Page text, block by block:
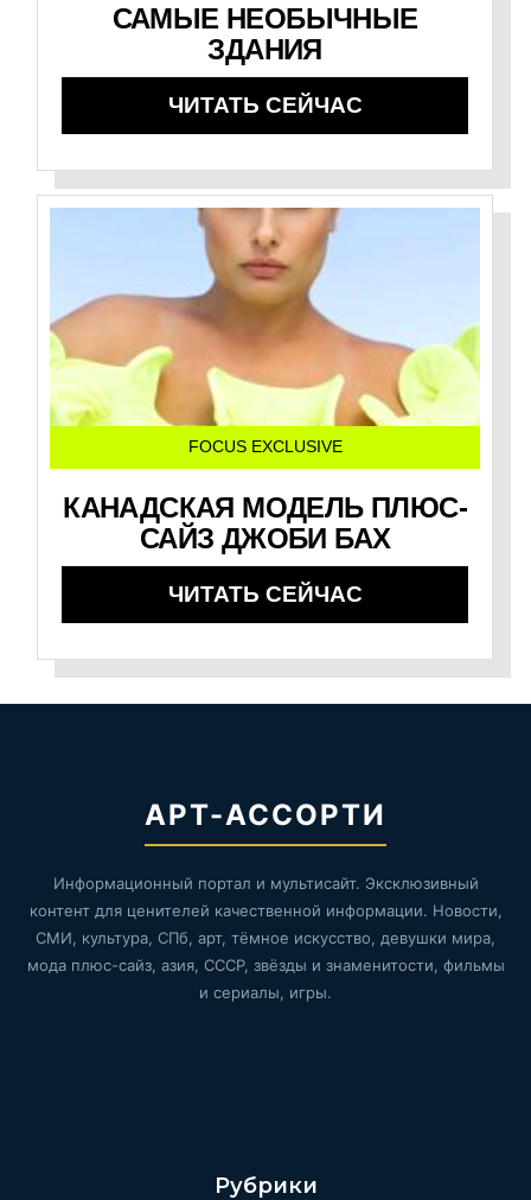
САМЫЕ НЕОБЫЧНЫЕ
ЗДАНИЯ
ЧИТАТЬ СЕЙЧАС
FOCUS EXCLUSIVE
КАНАДСКАЯ МОДЕЛЬ ПЛЮС-
САЙЗ ДЖОБИ БАХ
ЧИТАТЬ СЕЙЧАС
АРТ-АССОРТИ
Информационный портал и мультисайт. Эксклюзивный
контент для ценителей качественной информации. Новости,
СМИ, культура, СПб, арт, тёмное искусство, девушки мира,
мода плюс-сайз, азия, СССР, звёзды и знаменитости, фильмы
и сериалы, игры.
Рубрики